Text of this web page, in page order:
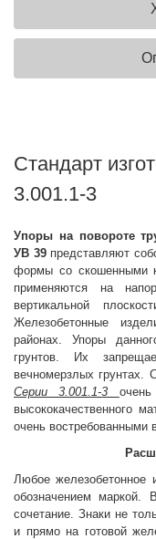
Стандарт
3.001.1-3
Упоры на повороте
УВ 39 представляют
формы со скошенными
применяются на
вертикальной
Железобетонные
районах. Упоры
грунтов. Их
вечномерзлых грунтах.
Серии 3.001.1-3
высококачественного
очень востребованными
Любое железобетонное
обозначением маркой.
сочетание. Знаки не
и прямо на готовой